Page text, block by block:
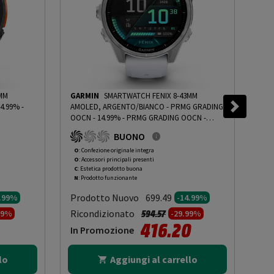
-
da
GARMIN SMARTWATCH FENIX 8-43MM
AMOLED, ARGENTO/BIANCO - PRMG GRADING
OOCN - 14.99%- PRMG GRADING OOCN -
14.99%
BUONO
O: Confezione originale integra
O: Accessori principali presenti
C: Estetica prodotto buona
N: Prodotto funzionante
Prodotto Nuovo 699.49 -14.99%
Ricondizionato Prezzo ridotto da
594.57a-29.99%
In Promozione 416.20
Aggiungi al carrello